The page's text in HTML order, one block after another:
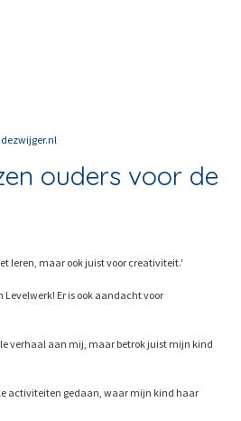
ouders voor de
leren, maar ook juist voor creativiteit.'
Levelwerk! Er is ook aandacht voor
verhaal aan mij, maar betrok juist mijn kind
activiteiten gedaan, waar mijn kind haar